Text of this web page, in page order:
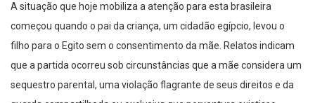
A situação que hoje mobiliza a atenção para esta brasileira
começou quando o pai da criança, um cidadão egípcio, levou o
filho para o Egito sem o consentimento da mãe. Relatos indicam
que a partida ocorreu sob circunstâncias que a mãe considera um
sequestro parental, uma violação flagrante de seus direitos e da